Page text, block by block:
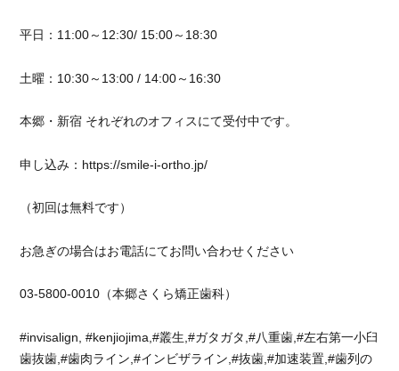
平日：11:00～12:30/ 15:00～18:30
土曜：10:30～13:00 / 14:00～16:30
本郷・新宿 それぞれのオフィスにて受付中です。
申し込み：https://smile-i-ortho.jp/
（初回は無料です）
お急ぎの場合はお電話にてお問い合わせください
03-5800-0010（本郷さくら矯正歯科）
#invisalign, #kenjiojima,#叢生,#ガタガタ,#八重歯,#左右第一小臼
歯抜歯,#歯肉ライン,#インビザライン,#抜歯,#加速装置,#歯列の